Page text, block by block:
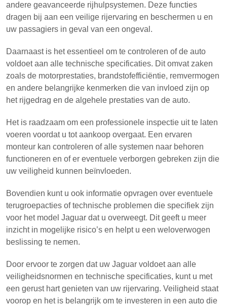
andere geavanceerde rijhulpsystemen. Deze functies
dragen bij aan een veilige rijervaring en beschermen u en
uw passagiers in geval van een ongeval.
Daarnaast is het essentieel om te controleren of de auto
voldoet aan alle technische specificaties. Dit omvat zaken
zoals de motorprestaties, brandstofefficiëntie, remvermogen
en andere belangrijke kenmerken die van invloed zijn op
het rijgedrag en de algehele prestaties van de auto.
Het is raadzaam om een professionele inspectie uit te laten
voeren voordat u tot aankoop overgaat. Een ervaren
monteur kan controleren of alle systemen naar behoren
functioneren en of er eventuele verborgen gebreken zijn die
uw veiligheid kunnen beïnvloeden.
Bovendien kunt u ook informatie opvragen over eventuele
terugroepacties of technische problemen die specifiek zijn
voor het model Jaguar dat u overweegt. Dit geeft u meer
inzicht in mogelijke risico’s en helpt u een weloverwogen
beslissing te nemen.
Door ervoor te zorgen dat uw Jaguar voldoet aan alle
veiligheidsnormen en technische specificaties, kunt u met
een gerust hart genieten van uw rijervaring. Veiligheid staat
voorop en het is belangrijk om te investeren in een auto die